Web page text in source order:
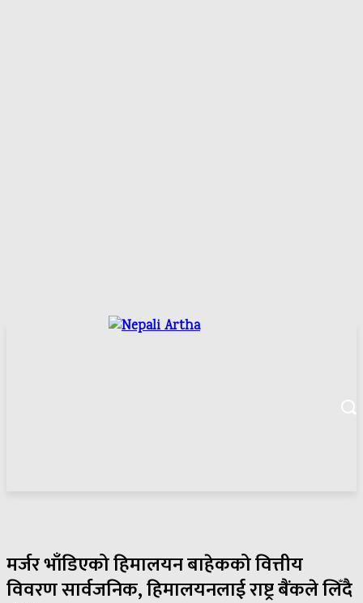
मर्जर भाँडिएको हिमालयन बाहेकको वित्तीय
विवरण सार्वजनिक, हिमालयनलाई राष्ट्र बैंकले लिँदै